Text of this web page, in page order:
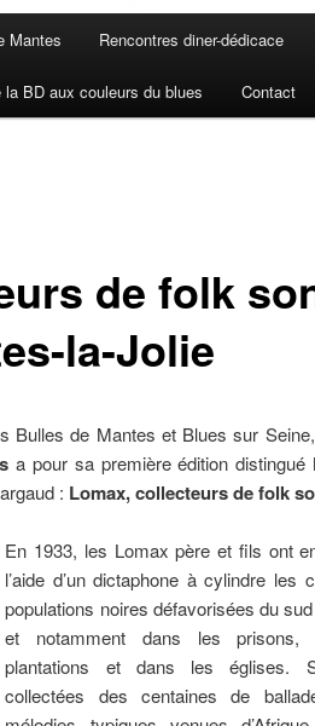
Mantes Rencontres diner-dédicace
la BD aux couleurs du blues Contact
de folk
la-Jolie
Bulles de Mantes et Blues sur
a pour sa première édition distingué
: Lomax, collecteurs de folk
En 1933, les Lomax père et fils ont
l’aide d’un dictaphone à cylindre les
populations noires défavorisées du
et notamment dans les prisons,
plantations et dans les églises.
collectées des centaines de